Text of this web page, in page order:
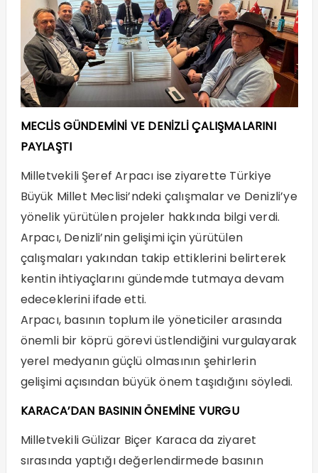
MECLİS GÜNDEMİNİ VE DENİZLİ ÇALIŞMALARINI
PAYLAŞTI
Milletvekili Şeref Arpacı ise ziyarette Türkiye
Büyük Millet Meclisi’ndeki çalışmalar ve Denizli’ye
yönelik yürütülen projeler hakkında bilgi verdi.
Arpacı, Denizli’nin gelişimi için yürütülen
çalışmaları yakından takip ettiklerini belirterek
kentin ihtiyaçlarını gündemde tutmaya devam
edeceklerini ifade etti.
Arpacı, basının toplum ile yöneticiler arasında
önemli bir köprü görevi üstlendiğini vurgulayarak
yerel medyanın güçlü olmasının şehirlerin
gelişimi açısından büyük önem taşıdığını söyledi.
KARACA’DAN BASININ ÖNEMİNE VURGU
Milletvekili Gülizar Biçer Karaca da ziyaret
sırasında yaptığı değerlendirmede basının